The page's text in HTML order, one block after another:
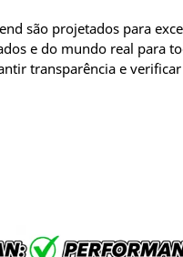
são projetados para
e do mundo real para
transparência e